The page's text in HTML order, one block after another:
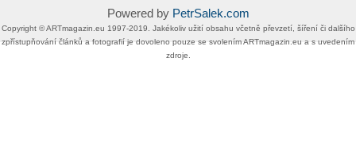
Powered by PetrSalek.com
Copyright ©​ ​​ARTmagazin.eu ​1997-2019​.​ Jakékoliv užití obsahu včetně převzetí, šíření či dalšího
zpřístupňování článků a fotografií je dovoleno pouze se svolením ​ARTmagazin.eu​ ​a s uvedením
zdroje.